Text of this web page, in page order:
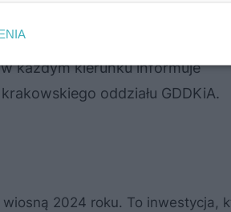
zostanie poprowadzony drugą
każdym kierunku informuje
oddziału GDDKiA.
2024 roku. To inwestycja,